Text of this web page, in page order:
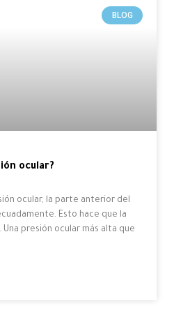
BLOG
ocular?
ocular, la parte anterior del
Esto hace que la
presión ocular más alta que